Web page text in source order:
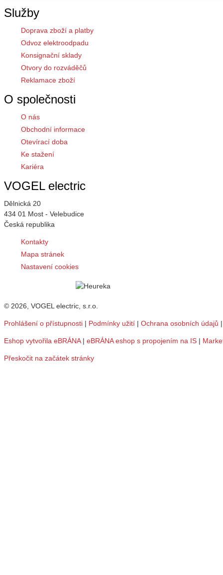
Služby
Doprava zboží a platby
Odvoz elektroodpadu
Konsignační sklady
Otvory do rozváděčů
Reklamace zboží
O společnosti
O nás
Obchodní informace
Otevírací doba
Ke stažení
Kariéra
VOGEL electric
Dělnická 20
434 01 Most - Velebudice
Česká republika
Kontakty
Mapa stránek
Nastavení cookies
© 2026, VOGEL electric, s.r.o.
Prohlášení o přístupnosti | Podmínky užití | Ochrana osobních údajů
Eshop vytvořila eBRÁNA| eBRÁNA eshop s propojením na IS |
Přeskočit na začátek stránky